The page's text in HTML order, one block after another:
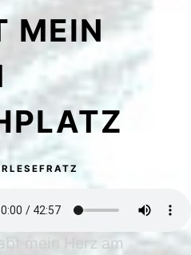
MEIN
mein Herz am